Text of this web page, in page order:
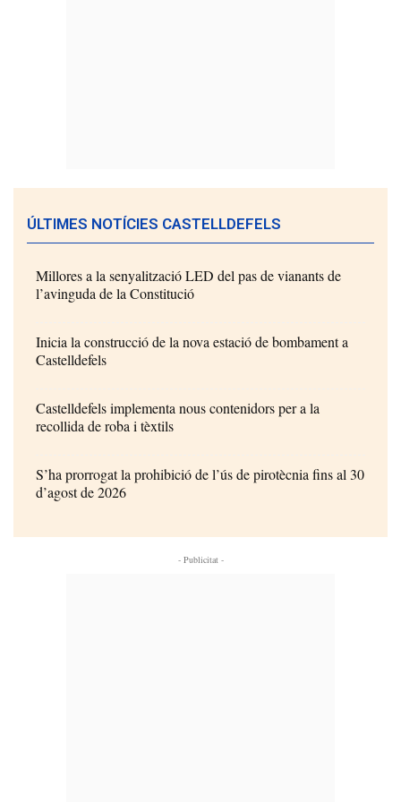
ÚLTIMES NOTÍCIES CASTELLDEFELS
Millores a la senyalització LED del pas de vianants de
l’avinguda de la Constitució
Inicia la construcció de la nova estació de bombament a
Castelldefels
Castelldefels implementa nous contenidors per a la
recollida de roba i tèxtils
S’ha prorrogat la prohibició de l’ús de pirotècnia fins al 30
d’agost de 2026
- Publicitat -